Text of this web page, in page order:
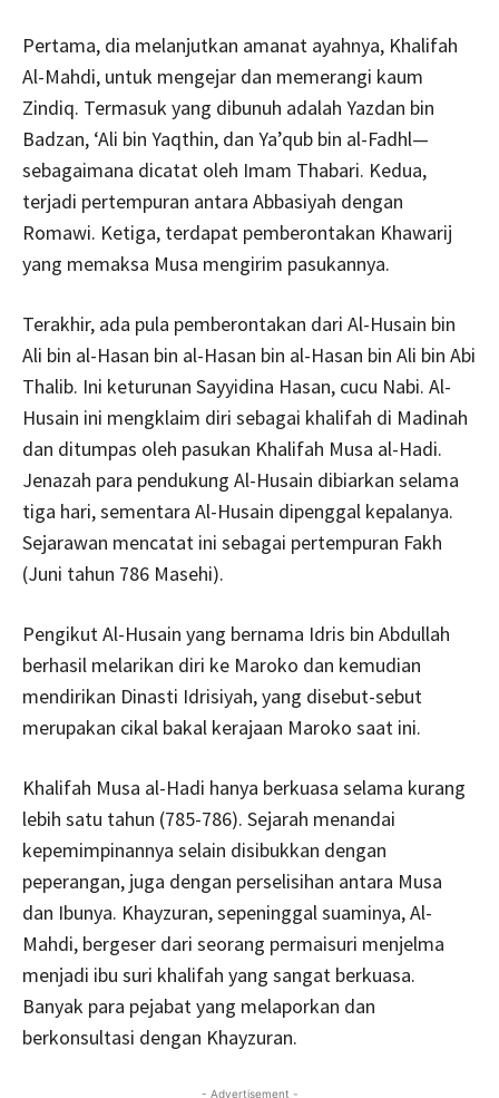
Pertama, dia melanjutkan amanat ayahnya, Khalifah
Al-Mahdi, untuk mengejar dan memerangi kaum
Zindiq. Termasuk yang dibunuh adalah Yazdan bin
Badzan, ‘Ali bin Yaqthin, dan Ya’qub bin al-Fadhl—
sebagaimana dicatat oleh Imam Thabari. Kedua,
terjadi pertempuran antara Abbasiyah dengan
Romawi. Ketiga, terdapat pemberontakan Khawarij
yang memaksa Musa mengirim pasukannya.
Terakhir, ada pula pemberontakan dari Al-Husain bin
Ali bin al-Hasan bin al-Hasan bin al-Hasan bin Ali bin Abi
Thalib. Ini keturunan Sayyidina Hasan, cucu Nabi. Al-
Husain ini mengklaim diri sebagai khalifah di Madinah
dan ditumpas oleh pasukan Khalifah Musa al-Hadi.
Jenazah para pendukung Al-Husain dibiarkan selama
tiga hari, sementara Al-Husain dipenggal kepalanya.
Sejarawan mencatat ini sebagai pertempuran Fakh
(Juni tahun 786 Masehi).
Pengikut Al-Husain yang bernama Idris bin Abdullah
berhasil melarikan diri ke Maroko dan kemudian
mendirikan Dinasti Idrisiyah, yang disebut-sebut
merupakan cikal bakal kerajaan Maroko saat ini.
Khalifah Musa al-Hadi hanya berkuasa selama kurang
lebih satu tahun (785-786). Sejarah menandai
kepemimpinannya selain disibukkan dengan
peperangan, juga dengan perselisihan antara Musa
dan Ibunya. Khayzuran, sepeninggal suaminya, Al-
Mahdi, bergeser dari seorang permaisuri menjelma
menjadi ibu suri khalifah yang sangat berkuasa.
Banyak para pejabat yang melaporkan dan
berkonsultasi dengan Khayzuran.
- Advertisement -